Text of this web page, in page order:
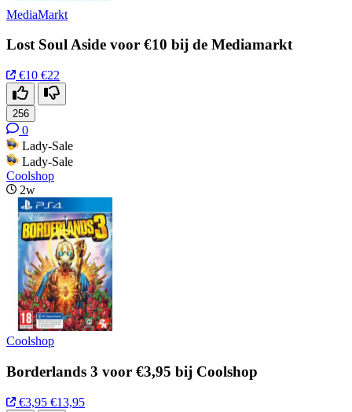
MediaMarkt
Lost Soul Aside voor €10 bij de Mediamarkt
€10 €22
256
0
Lady-Sale
Lady-Sale
Coolshop
2w
Coolshop
Borderlands 3 voor €3,95 bij Coolshop
€3,95 €13,95